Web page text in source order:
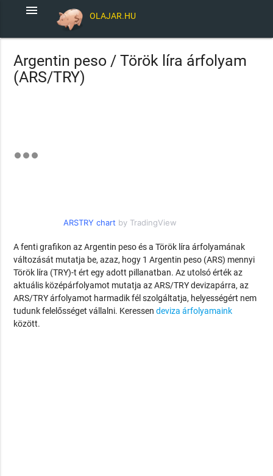
OLAJAR.HU
menu
Argentin peso / Török líra árfolyam
(ARS/TRY)
ARSTRY chart by TradingView
A fenti grafikon az Argentin peso és a Török líra árfolyamának
változását mutatja be, azaz, hogy 1 Argentin peso (ARS) mennyi
Török líra (TRY)-t ért egy adott pillanatban. Az utolsó érték az
aktuális középárfolyamot mutatja az ARS/TRY devizapárra, az
ARS/TRY árfolyamot harmadik fél szolgáltatja, helyességért nem
tudunk felelősséget vállalni. Keressendeviza árfolyamaink
között.